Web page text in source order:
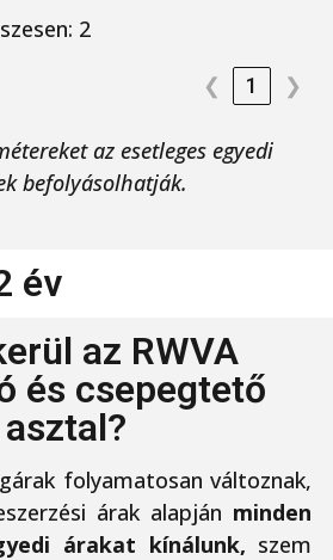
2
❮ 1 ❯
az esetleges egyedi
befolyásolhatják.
év
az RWVA
és csepegtető
asztal?
folyamatosan változnak,
árak alapján minden
árakat kínálunk, szem